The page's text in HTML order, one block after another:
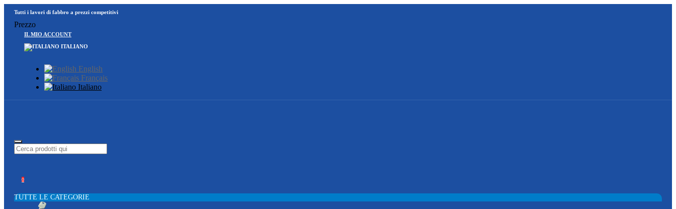
Tutti i lavori di fabbro a prezzi competitivi
Prezzo
IL MIO ACCOUNT
ITALIANO
English
Français
Italiano
0
TUTTE LE CATEGORIE